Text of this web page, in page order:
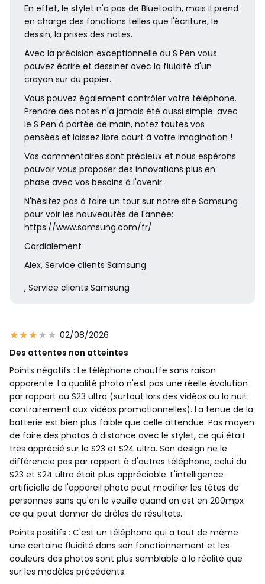
la tête et le
de 4 W/kg
Exposition aux
ondes
électromagnétiques
L'utilisation
main libre est
de vous
d'une exposition
continue aux
Hauteur produit
163.6
Largeur produit
Poids net
214.0
Contenu du
carton
Livré avec
En effet, le stylet n'a pas de Bluetooth, mais il prend
en charge des fonctions telles que l'écriture, le
dessin, la prises des notes.
Avec la précision exceptionnelle du S Pen vous
pouvez écrire et dessiner avec la fluidité d'un
crayon sur du papier.
Vous pouvez également contrôler votre téléphone.
Prendre des notes n'a jamais été aussi simple: avec
le S Pen à portée de main, notez toutes vos
pensées et laissez libre court à votre imagination !
Vos commentaires sont précieux et nous espérons
pouvoir vous proposer des innovations plus en
phase avec vos besoins à l'avenir.
N'hésitez pas à faire un tour sur notre site Samsung
pour voir les nouveautés de l'année:
https://www.samsung.com/fr/
Cordialement
Alex, Service clients Samsung
, Service clients Samsung
02/08/2026
Des attentes non atteintes
Points négatifs : Le téléphone chauffe sans raison
apparente. La qualité photo n'est pas une réelle évolution
par rapport au S23 ultra (surtout lors des vidéos ou la nuit
contrairement aux vidéos promotionnelles). La tenue de la
batterie est bien plus faible que celle attendue. Pas moyen
de faire des photos à distance avec le stylet, ce qui était
très apprécié sur le S23 et S24 ultra. Son design ne le
différencie pas par rapport à d'autres téléphone, celui du
S23 et S24 ultra était plus appréciable. L'intelligence
artificielle de l'appareil photo peut modifier les têtes de
personnes sans qu'on le veuille quand on est en 200mpx
ce qui peut donner de drôles de résultats.
Points positifs : C'est un téléphone qui a tout de même
une certaine fluidité dans son fonctionnement et les
couleurs des photos sont plus semblable à la réalité que
sur les modèles précédents.